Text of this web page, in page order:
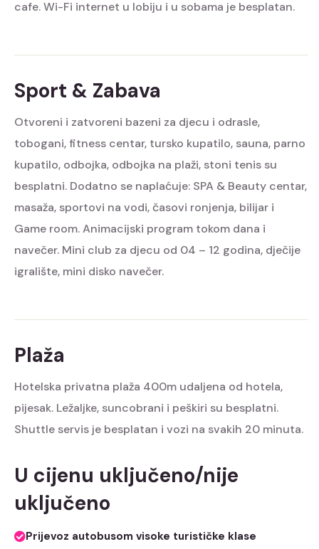
cafe. Wi-Fi internet u lobiju i u sobama je besplatan.
Sport & Zabava
Otvoreni i zatvoreni bazeni za djecu i odrasle,
tobogani, fitness centar, tursko kupatilo, sauna, parno
kupatilo, odbojka, odbojka na plaži, stoni tenis su
besplatni. Dodatno se naplaćuje: SPA & Beauty centar,
masaža, sportovi na vodi, časovi ronjenja, bilijar i
Game room. Animacijski program tokom dana i
navečer. Mini club za djecu od 04 – 12 godina, dječije
igralište, mini disko navečer.
Plaža
Hotelska privatna plaža 400m udaljena od hotela,
pijesak. Ležaljke, suncobrani i peškiri su besplatni.
Shuttle servis je besplatan i vozi na svakih 20 minuta.
U cijenu uključeno/nije
uključeno
Prijevoz autobusom visoke turističke klase